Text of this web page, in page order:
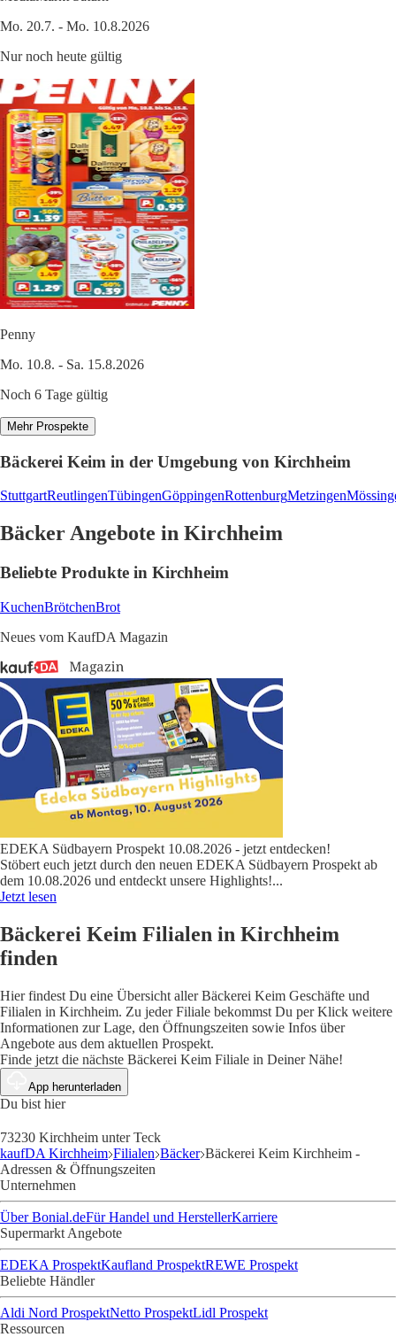
Mo. 20.7. - Mo. 10.8.2026
Nur noch heute gültig
Penny
Mo. 10.8. - Sa. 15.8.2026
Noch 6 Tage gültig
Mehr Prospekte
Bäckerei Keim in der Umgebung von Kirchheim
StuttgartReutlingenTübingenGöppingenRottenburgMetzingen
Bäcker Angebote in Kirchheim
Beliebte Produkte in Kirchheim
KuchenBrötchenBrot
Neues vom KaufDA Magazin
EDEKA Südbayern Prospekt 10.08.2026 - jetzt entdecken!
Stöbert euch jetzt durch den neuen EDEKA Südbayern Prospekt ab
dem 10.08.2026 und entdeckt unsere Highlights!...
Jetzt lesen
Bäckerei Keim Filialen in Kirchheim
finden
Hier findest Du eine Übersicht aller Bäckerei Keim Geschäfte und
Filialen in Kirchheim. Zu jeder Filiale bekommst Du per Klick weitere
Informationen zur Lage, den Öffnungszeiten sowie Infos über
Angebote aus dem aktuellen Prospekt.
Finde jetzt die nächste Bäckerei Keim Filiale in Deiner Nähe!
App herunterladen
Du bist hier
73230 Kirchheim unter Teck
kaufDA Kirchheim Filialen Bäcker Bäckerei Keim Kirchheim -
Adressen & Öffnungszeiten
Unternehmen
Über Bonial.deFür Handel und HerstellerKarriere
Supermarkt Angebote
EDEKA ProspektKaufland ProspektREWE Prospekt
Beliebte Händler
Aldi Nord ProspektNetto ProspektLidl Prospekt
Ressourcen